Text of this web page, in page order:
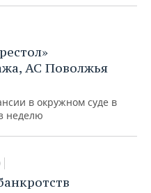
АС Поволжья
в окружном суде в
неделю